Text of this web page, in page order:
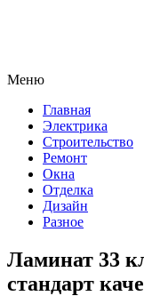
Меню
Главная
Электрика
Строительство
Ремонт
Окна
Отделка
Дизайн
Разное
Ламинат 33
стандарт